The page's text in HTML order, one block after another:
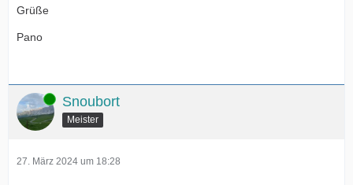
Grüße
Pano
Online Snoubort
Meister
27. März 2024 um 18:28